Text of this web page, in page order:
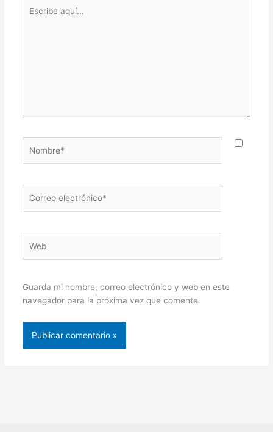
aquí...
electrónico*
Guarda mi nombre, correo electrónico y web en este
navegador para la próxima vez que comente.